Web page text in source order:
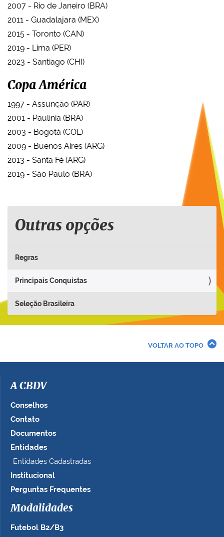
2007 - Rio de Janeiro (BRA)
2011 - Guadalajara (MEX)
2015 - Toronto (CAN)
2019 - Lima (PER)
2023 - Santiago (CHI)
Copa América
1997 - Assunção (PAR)
2001 - Paulínia (BRA)
2003 - Bogotá (COL)
2009 - Buenos Aires (ARG)
2013 - Santa Fé (ARG)
2019 - São Paulo (BRA)
Outras opções
Regras
Principais Conquistas
Seleção Brasileira
VOLTAR AO TOPO
A CBDV
Conselhos
Contato
Documentos
Entidades
Entidades Cadastradas
Institucional
Perguntas Frequentes
Modalidades
Futebol B2/B3